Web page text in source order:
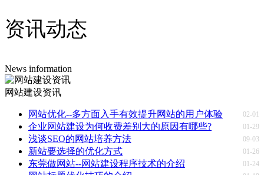
资讯动态
News information
网站建设资讯
网站优化--多方面入手有效提升网站的用户体验 02-01
企业网站建设为何收费差别大的原因有哪些? 01-29
浅谈SEO的网站培养方法 09-03
新站要选择的优化方式 01-26
东莞做网站--网站建设程序技术的介绍 01-24